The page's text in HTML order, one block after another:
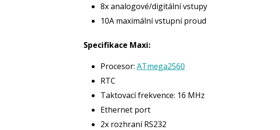
8x analogové/digitální vstupy
10A maximální vstupní proud
Specifikace Maxi:
Procesor: ATmega2560
RTC
Taktovací frekvence: 16 MHz
Ethernet port
2x rozhraní RS232